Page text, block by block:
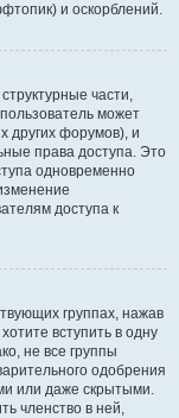
и оскорблений.
части,
может
других форумов), и
права доступа. Это
одновременно
доступа к
группах, нажав
вступить в одну
не все группы
одобрения
или даже скрытыми.
членство в ней,